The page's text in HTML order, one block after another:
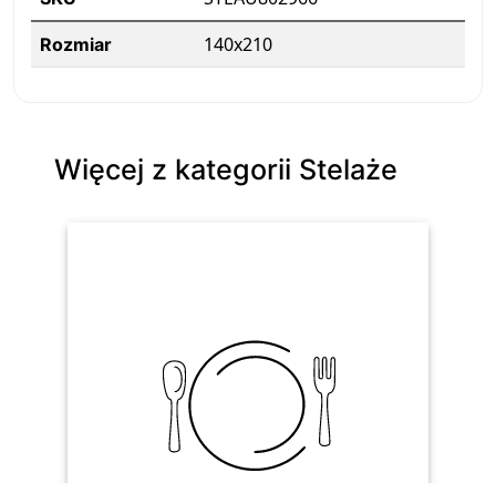
Rozmiar 140x210
Więcej z kategorii Stelaże